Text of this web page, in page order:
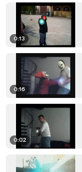
0:13
0:16
0:02